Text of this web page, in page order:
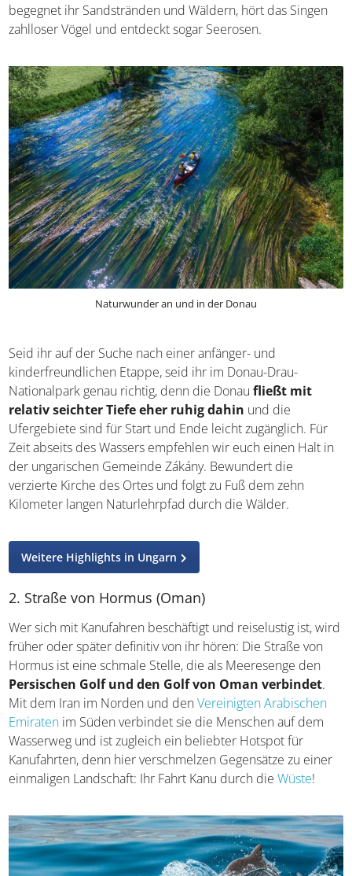
anmutende Schönheitpräsentiert. Bei Fahrten mit
dem Paddelboot begegnet ihr Sandstränden und
sogar Seerosen.
Seid ihr auf der Suche nach einer anfänger- und
kinderfreundlichen Etappe, seid ihr im Donau-Drau-
Nationalpark genau richtig, denn die Donau
fließt mit
relativ seichter Tiefe eher ruhig dahin
und die
Ufergebiete sind für Start und Ende leicht zugänglich. Für
Zeit abseits des Wassers empfehlen wir euch einen Halt
in der ungarischen Gemeinde Zákány. Bewundert die
verzierte Kirche des Ortes und folgt zu Fuß dem zehn
2. Straße von Hormus (Oman)
Wer sich mit Kanufahren beschäftigt und reiselustig ist,
wird früher oder später definitiv von ihr hören: Die Straße
von Hormus ist eine schmale Stelle, die als Meeresenge
den
Persischen Golf und den Golf von Oman
verbindet
. Mit dem Iran im Norden und den
Vereinigten
Arabischen Emiraten im Süden verbindet sie die
Menschen auf dem Wasserweg und ist zugleich ein
beliebter Hotspot für Kanufahrten, denn hier
Landschaft: Ihr Fahrt Kanu durch dieWüste!